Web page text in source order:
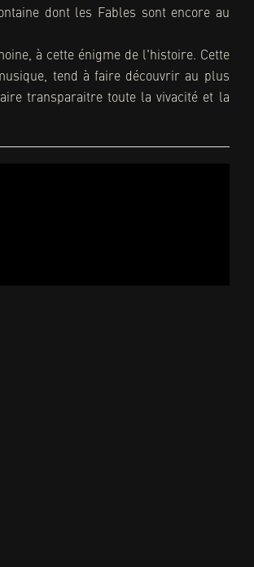
dont les Fables sont encore au
à cette énigme de l'histoire. Cette
tend à faire découvrir au plus
transparaitre toute la vivacité et la